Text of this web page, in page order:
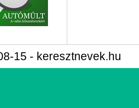
15 - keresztnevek.hu